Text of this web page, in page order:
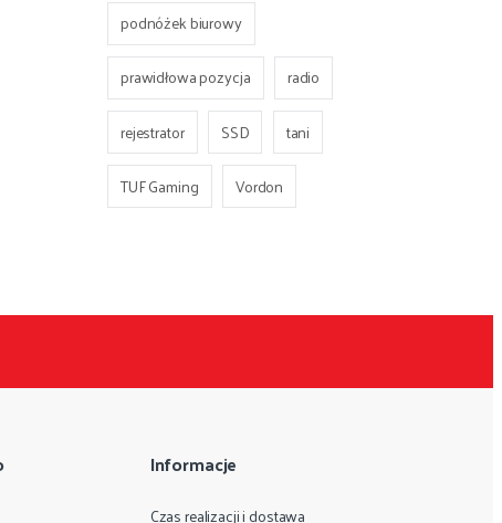
podnóżek biurowy
prawidłowa pozycja
radio
rejestrator
SSD
tani
TUF Gaming
Vordon
Informacje
Czas realizacji i dostawa